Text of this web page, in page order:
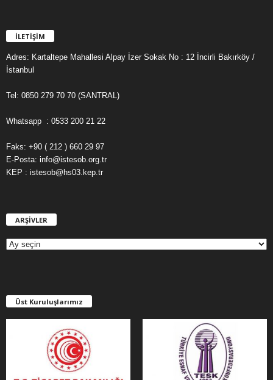
İLETİŞİM
Adres: Kartaltepe Mahallesi Alpay İzer Sokak No : 12 İncirli Bakırköy /
İstanbul
Tel: 0850 279 70 70 (SANTRAL)
Whatsapp : 0533 200 21 22
Faks: +90 ( 212 ) 660 29 97
E-Posta: info@istesob.org.tr
KEP : istesob@hs03.kep.tr
ARŞİVLER
E
R
Üst Kuruluşlarımız